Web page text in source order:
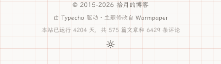
© 2015-2026 拾月的博客
由 Typecho 驱动 · 主题修改自 Warmpaper
本站已运行 4204 天，共 575 篇文章和 6429 条评论